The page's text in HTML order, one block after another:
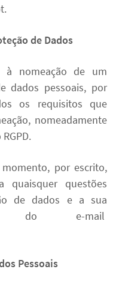
de Dados
à nomeação de um
dados pessoais, por
os requisitos que
nomeadamente
por escrito,
quaisquer questões
de dados e a sua
do e-mail
Pessoais